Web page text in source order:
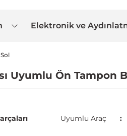
Elektronik ve
Uyumlu Ön Tampon
Uyumlu Araç